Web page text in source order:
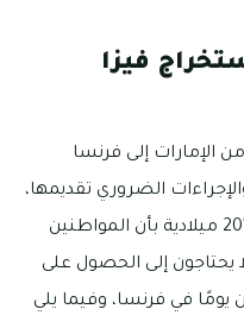
فيزا
الإمارات إلى فرنسا
الضروري تقديمها،
مع العلم أنه أصدر قرار في سنة 2015 ميلادية بأن المواطنين
يحتاجون إلى الحصول على
في فرنسا، وفيما يلي